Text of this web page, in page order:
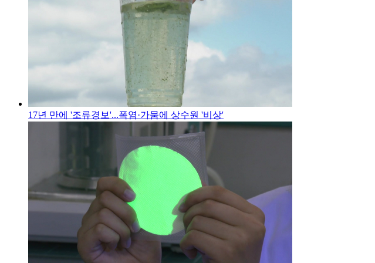
17년 만에 '조류경보'...폭염·가뭄에 상수원 '비상'